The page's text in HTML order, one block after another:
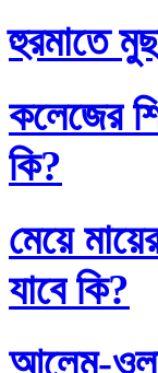
হুরমাতে
কলেজের
কি?
মেয়ে
যাবে কি?
আলেম-